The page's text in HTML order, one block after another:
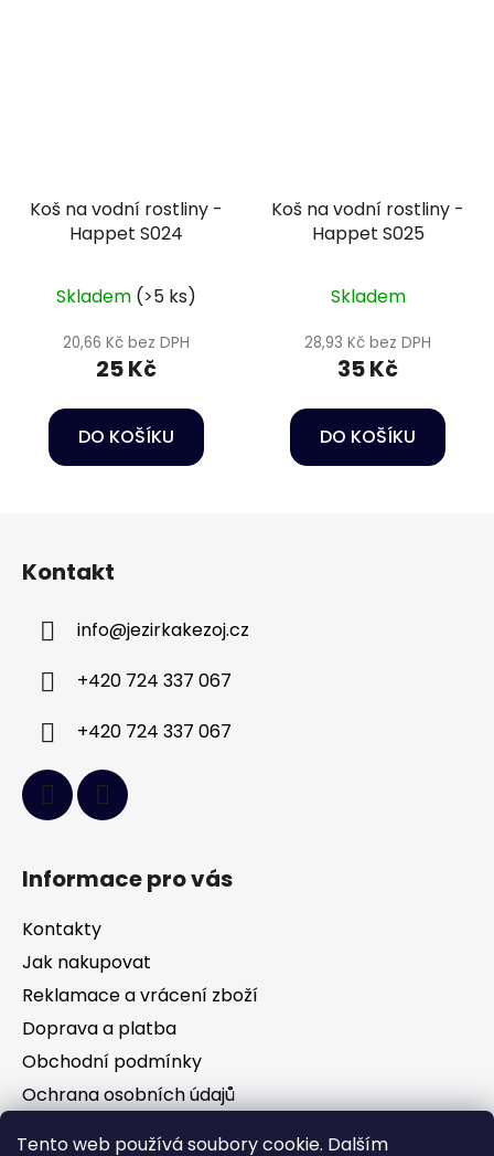
Tento web používá soubory cookie. Dalším
Koš na vodní rostliny -
Happet S024
Skladem (>5 ks)
20,66 Kč bez DPH
25 Kč
DO KOŠÍKU
Koš na vodní rostliny -
Happet S025
Skladem
28,93 Kč bez DPH
35 Kč
DO KOŠÍKU
Kontakt
info@jezirkakezoj.cz
+420 724 337 067
+420 724 337 067
Informace pro vás
Kontakty
Jak nakupovat
Reklamace a vrácení zboží
Doprava a platba
Obchodní podmínky
Ochrana osobních údajů